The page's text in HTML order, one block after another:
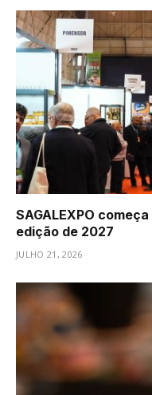
SAGALEXPO
edição de 2027
JULHO 21, 2026